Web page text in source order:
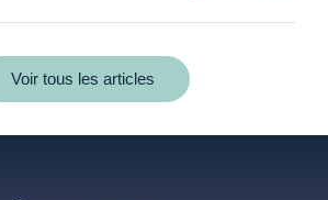
Voir tous les articles